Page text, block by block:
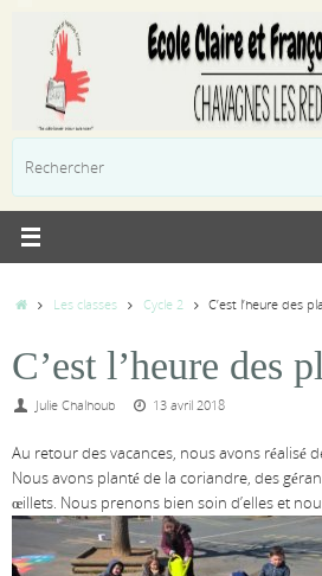
contenu
AccueilLes classes Cycle 2 C’est l’heure des
C’est l’heure des
Julie Chalhoub 13 avril 2018
Au retour des vacances, nous avons réalisé
Nous avons planté de la coriandre, des
œillets. Nous prenons bien soin d’elles et